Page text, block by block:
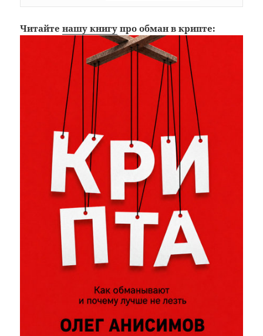
Читайтенашу книгу про обман в крипте: